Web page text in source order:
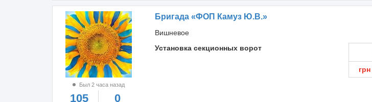
Был 2 часа назад
105 0
Бригада «ФОП Камуз Ю.В.»
Вишневое
Установка секционных ворот
грн